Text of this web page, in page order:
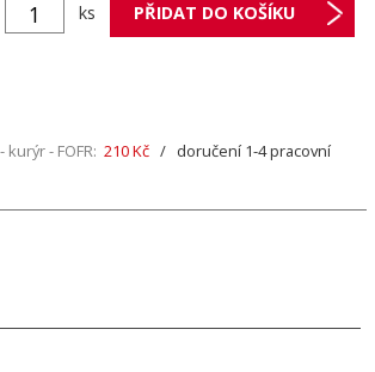
ks
- FOFR: 210 Kč / doručení 1-4 pracovní